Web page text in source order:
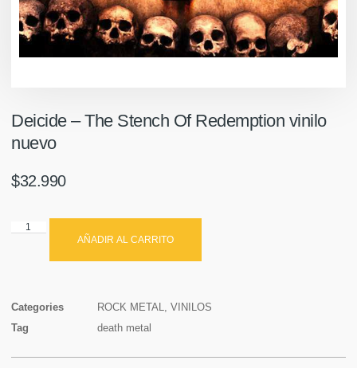
Deicide – The Stench Of Redemption vinilo
nuevo
$32.990
AÑADIR AL CARRITO
Categories ROCK METAL, VINILOS
Tag
death metal